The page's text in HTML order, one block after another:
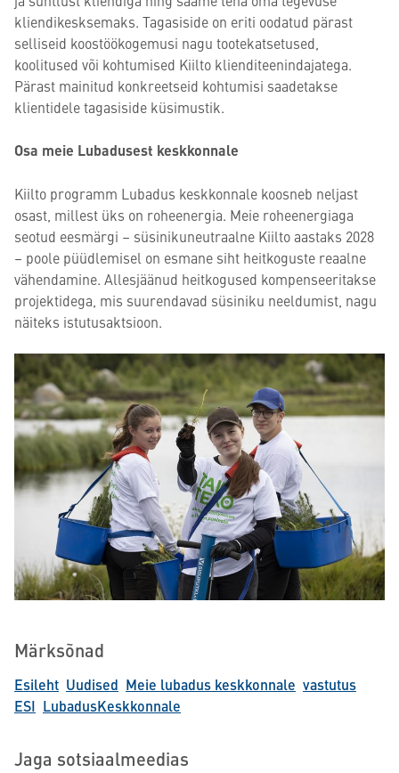
kliendikesksemaks. Tagasiside on eriti oodatud pärast
selliseid koostöökogemusi nagu tootekatsetused,
koolitused või kohtumised Kiilto klienditeenindajatega.
Pärast mainitud konkreetseid kohtumisi saadetakse
klientidele tagasiside küsimustik.
Osa meie Lubadusest keskkonnale
Kiilto programm Lubadus keskkonnale koosneb neljast
osast, millest üks on roheenergia. Meie roheenergiaga
seotud eesmärgi – süsinikuneutraalne Kiilto aastaks 2028
– poole püüdlemisel on esmane siht heitkoguste reaalne
vähendamine. Allesjäänud heitkogused kompenseeritakse
projektidega, mis suurendavad süsiniku neeldumist, nagu
näiteks istutusaktsioon.
Märksõnad
Esileht Uudised Meie lubadus keskkonnale vastutus
ESI LubadusKeskkonnale
Jaga sotsiaalmeedias